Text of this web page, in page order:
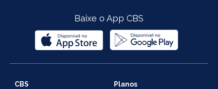
Baixe o App CBS
CBS Planos